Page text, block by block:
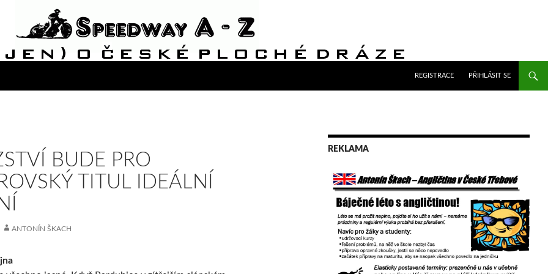
REGISTRACE
PŘIHLÁSIT SE
BUDE PRO
TITUL IDEÁLNÍ
ANTONÍN ŠKACH
REKLAMA